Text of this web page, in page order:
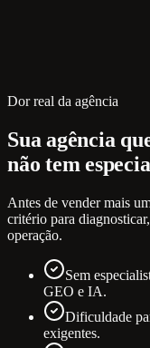
Dor real da agência
Sua agência
não tem
Antes de vender mais
critério para
operação.
Sem
GEO e IA.
Dificuldade
exigentes.